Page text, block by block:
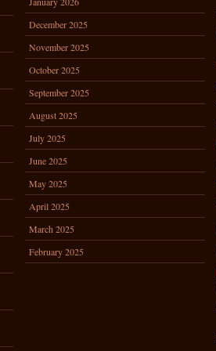
December 2025
November 2025
October 2025
September 2025
August 2025
July 2025
June 2025
May 2025
April 2025
March 2025
February 2025